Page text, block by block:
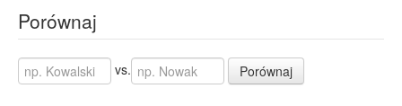
Porównaj
vs. Porównaj